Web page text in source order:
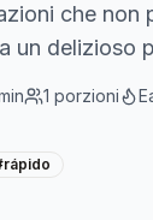
che non
un delizioso
1 porzioni
rápido